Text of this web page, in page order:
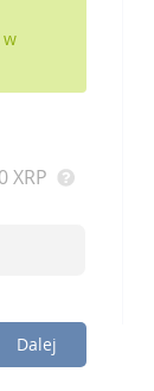
w
XRP
Dalej